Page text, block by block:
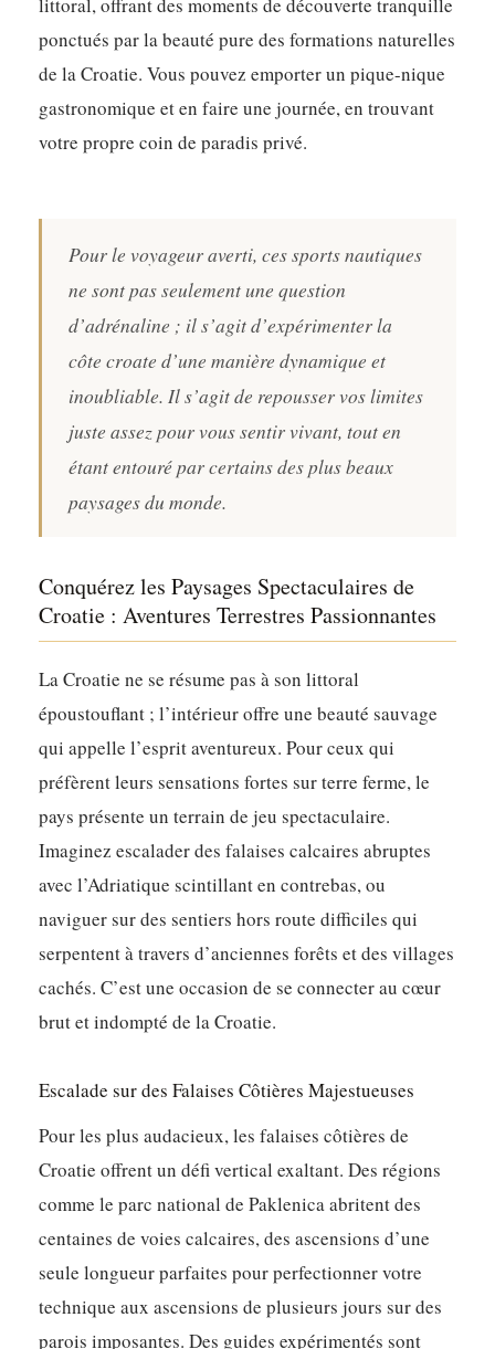
ponctués par la beauté pure des formations naturelles
de la Croatie. Vous pouvez emporter un pique-nique
gastronomique et en faire une journée, en trouvant
votre propre coin de paradis privé.
Pour le voyageur averti, ces sports nautiques
ne sont pas seulement une question
d’adrénaline ; il s’agit d’expérimenter la
côte croate d’une manière dynamique et
inoubliable. Il s’agit de repousser vos limites
juste assez pour vous sentir vivant, tout en
étant entouré par certains des plus beaux
paysages du monde.
Conquérez les Paysages Spectaculaires de
Croatie : Aventures Terrestres Passionnantes
La Croatie ne se résume pas à son littoral
époustouflant ; l’intérieur offre une beauté sauvage
qui appelle l’esprit aventureux. Pour ceux qui
préfèrent leurs sensations fortes sur terre ferme, le
pays présente un terrain de jeu spectaculaire.
Imaginez escalader des falaises calcaires abruptes
avec l’Adriatique scintillant en contrebas, ou
naviguer sur des sentiers hors route difficiles qui
serpentent à travers d’anciennes forêts et des villages
cachés. C’est une occasion de se connecter au cœur
brut et indompté de la Croatie.
Escalade sur des Falaises Côtières Majestueuses
Pour les plus audacieux, les falaises côtières de
Croatie offrent un défi vertical exaltant. Des régions
comme le parc national de Paklenica abritent des
centaines de voies calcaires, des ascensions d’une
seule longueur parfaites pour perfectionner votre
technique aux ascensions de plusieurs jours sur des
parois imposantes. Des guides expérimentés sont